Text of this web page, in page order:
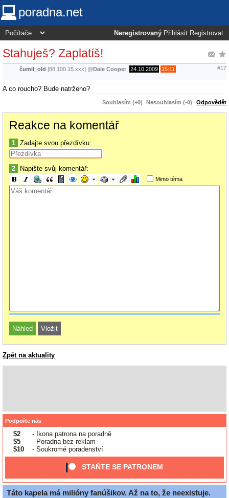
poradna.net
Neregistrovaný Přihlásit Registrovat
Stahuješ? Zaplatíš!
čumil_old [88.100.15.xxx] @Dale Cooper 24.10.2009 15:11 #17
A co roucho? Bude natrženo?
Souhlasím (+0) Nesouhlasím (-0) Odpovědět
Reakce na komentář
1 Zadajte svou přezdívku:
2 Napište svůj komentář:
Mimo téma
Zpět na aktuality
Podpořte nás
$2
- Ikona patrona na poradně
$5
- Poradna bez reklam
$10
- Soukromé poradenství
STAŇTE SE PATRONEM
Táto kapela má milióny fanúšikov. Až na to, že neexistuje.